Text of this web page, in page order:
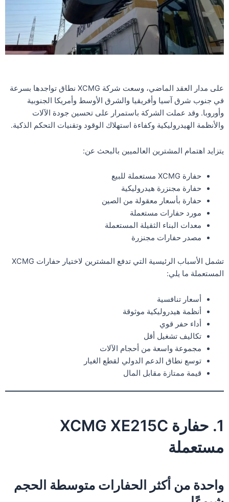
على مدار العقد الماضي، وسعت شركة XCMG نطاق تواجدها بسرعة
في جنوب شرق آسيا وأفريقيا والشرق الأوسط وأمريكا الجنوبية
وأوروبا. وقد عملت الشركة باستمرار على تحسين جودة الآلات
والأنظمة الهيدروليكية وكفاءة استهلاك الوقود وتقنيات التحكم الذكية.
يتزايد اهتمام المشترين العالميين بالبحث عن:
حفارة XCMG مستعملة للبيع
حفارة مجنزرة هيدروليكية
حفارة بأسعار معقولة من الصين
مورد حفارات مستعملة
معدات البناء الثقيلة المستعملة
مصدر حفارات مجنزرة
تشمل الأسباب الرئيسية التي تدفع المشترين لاختيار حفارات XCMG
المستعملة ما يلي:
أسعار تنافسية
أنظمة هيدروليكية موثوقة
أداء حفر قوي
تكاليف تشغيل أقل
مجموعة واسعة من أحجام الآلات
توسع نطاق الدعم الدولي لقطع الغيار
قيمة ممتازة مقابل المال
1. حفارة XCMG XE215C
مستعملة
واحدة من أكثر الحفارات متوسطة الحجم